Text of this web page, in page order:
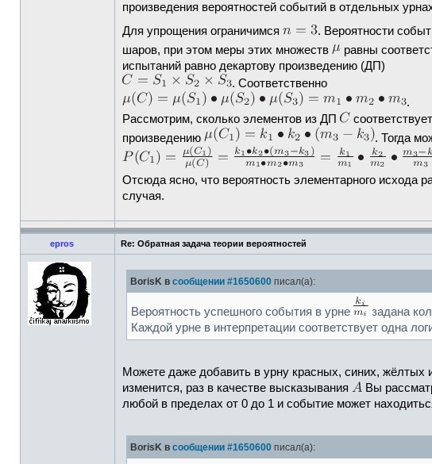
произведения вероятностей событий в отдельных
Для упрощения ограничимся
. Вероятности
шаров, при этом меры этих множеств
равны
испытаний равно декартову произведению (ДП)
. Соответственно
.
Рассмотрим, сколько элементов из ДП
произведению
. Тогда
Отсюда ясно, что вероятность элементарного исхода
случая.
epros Re: Обратная задача теории вероятностей
BorisK в сообщении #1650600 писал(а):
Вероятность успешного события в урне задана
Каждой урне в интерпретации соответствует одна
Можете даже добавить в урну красных, синих, жёлтых
изменится, раз в качестве высказывания
Вы
любой в пределах от 0 до 1 и событие может
BorisK в сообщении #1650600 писал(а):